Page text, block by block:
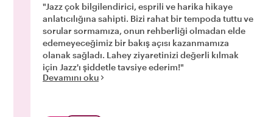
"Jazz çok bilgilendirici, esprili ve harika hikaye
anlatıcılığına sahipti. Bizi rahat bir tempoda tuttu ve
sorular sormamıza, onun rehberliği olmadan elde
edemeyeceğimiz bir bakış açısı kazanmamıza
olanak sağladı. Lahey ziyaretinizi değerli kılmak
için Jazz'ı şiddetle tavsiye ederim!"
Devamını oku